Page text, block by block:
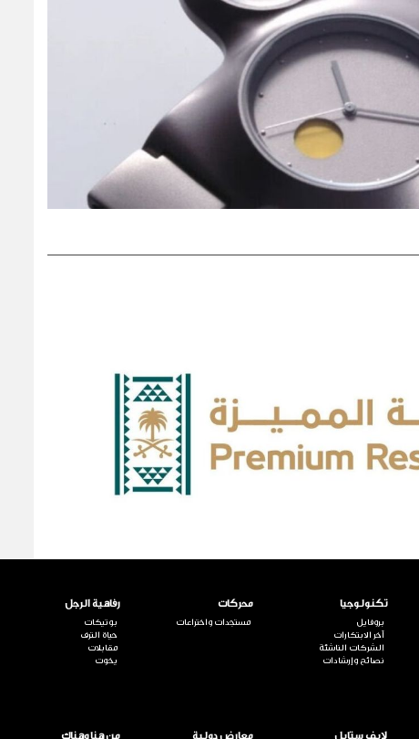
تكنولوجيا
بروفايل
آخر الابتكارات
الشركات الناشئة
نصائح وإرشادات
محركات
مستجدات واختراعات
رفاهية الرجل
بوتيكات
حياة الترف
مقابلات
يخوت
لايف ستايل معارض دولية من هنا وهناك